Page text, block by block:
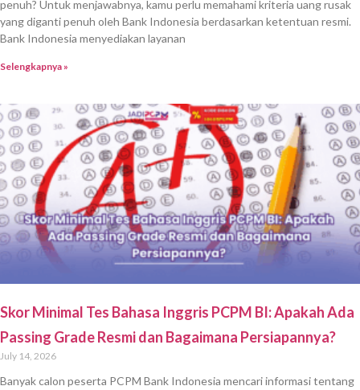
penuh? Untuk menjawabnya, kamu perlu memahami kriteria uang rusak
yang diganti penuh oleh Bank Indonesia berdasarkan ketentuan resmi.
Bank Indonesia menyediakan layanan
Selengkapnya »
Skor Minimal Tes Bahasa Inggris PCPM BI: Apakah Ada
Passing Grade Resmi dan Bagaimana Persiapannya?
July 14, 2026
Banyak calon peserta PCPM Bank Indonesia mencari informasi tentang